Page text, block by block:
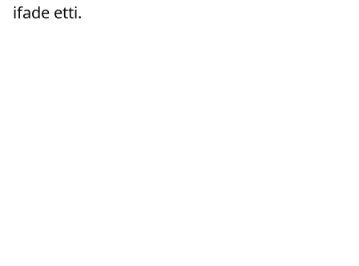
ifade etti.